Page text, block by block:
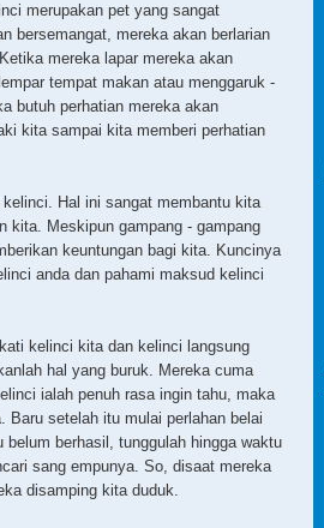
merupakan pet yang sangat
bersemangat, mereka akan berlarian
mereka lapar mereka akan
tempat makan atau menggaruk -
butuh perhatian mereka akan
kita sampai kita memberi perhatian
Hal ini sangat membantu kita
kita. Meskipun gampang - gampang
keuntungan bagi kita. Kuncinya
anda dan pahami maksud kelinci
kelinci kita dan kelinci langsung
hal yang buruk. Mereka cuma
ialah penuh rasa ingin tahu, maka
Baru setelah itu mulai perlahan belai
berhasil, tunggulah hingga waktu
sang empunya. So, disaat mereka
disamping kita duduk.